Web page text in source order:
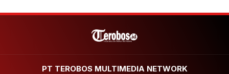
PT TEROBOS MULTIMEDIA NETWORK